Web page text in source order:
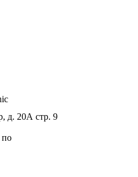
д. 20А стр. 9
по